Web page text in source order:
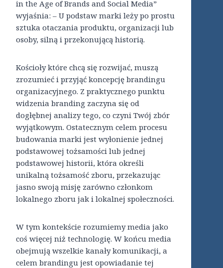
in the Age of Brands and Social Media”
wyjaśnia: – U podstaw marki leży po prostu
sztuka otaczania produktu, organizacji lub
osoby, silną i przekonującą historią.
Kościoły które chcą się rozwijać, muszą
zrozumieć i przyjąć koncepcję brandingu
organizacyjnego. Z praktycznego punktu
widzenia branding zaczyna się od
dogłębnej analizy tego, co czyni Twój zbór
wyjątkowym. Ostatecznym celem procesu
budowania marki jest wyłonienie jednej
podstawowej tożsamości lub jednej
podstawowej historii, która określi
unikalną tożsamość zboru, przekazując
jasno swoją misję zarówno członkom
lokalnego zboru jak i lokalnej społeczności.
W tym kontekście rozumiemy media jako
coś więcej niż technologię. W końcu media
obejmują wszelkie kanały komunikacji, a
celem brandingu jest opowiadanie tej